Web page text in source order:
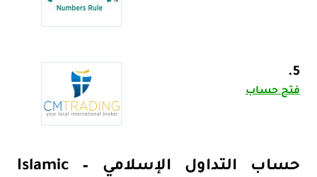
5.
فتح حساب
حساب التداول الإسلامي – Islamic